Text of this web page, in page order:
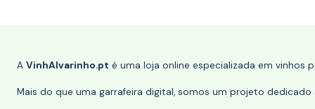
A VinhAlvarinho.pt é uma loja online especializada em vinhos
Mais do que uma garrafeira digital, somos um projeto